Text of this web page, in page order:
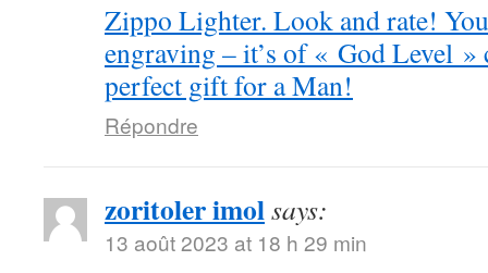
Zippo Lighter. Look and rate!
engraving – it’s of « God Level
perfect gift for a Man!
Répondre
zoritoler imolsays:
13 août 2023 at 18 h 29 min